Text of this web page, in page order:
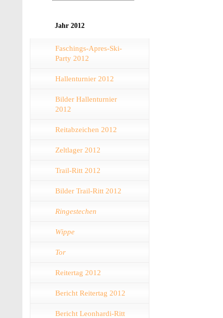
Jahr 2012
Faschings-Apres-Ski-
Party 2012
Hallenturnier 2012
Bilder Hallenturnier
2012
Reitabzeichen 2012
Zeltlager 2012
Trail-Ritt 2012
Bilder Trail-Ritt 2012
Ringestechen
Wippe
Tor
Reitertag 2012
Bericht Reitertag 2012
Bericht Leonhardi-Ritt